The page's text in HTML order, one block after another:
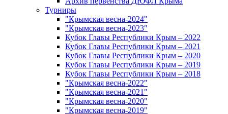
Турниры
"Крымская весна-2024"
"Крымская весна-2023"
Кубок Главы Республики Крым – 2022
Кубок Главы Республики Крым – 2021
Кубок Главы Республики Крым – 2020
Кубок Главы Республики Крым – 2019
Кубок Главы Республики Крым – 2018
"Крымская весна-2022"
"Крымская весна-2021"
"Крымская весна-2020"
"Крымская весна-2019"